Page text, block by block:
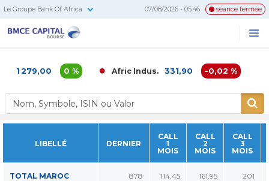
Le Groupe Bank Of Africa 07/08/2026 - 05:46 séance fermée
1 279,00 0 % Afric Indus. 331,90 -0,02 %
LIBELLÉ DERNIER
CALL
1
MOIS
CALL
2
MOIS
CALL
3
MOIS
TOTAL MAROC 878 114,45 161,95 201